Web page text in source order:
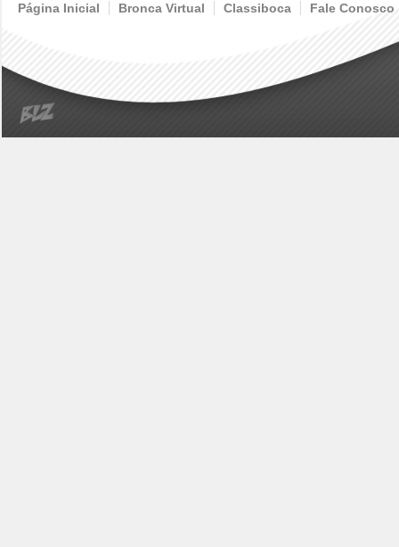
Página Inicial Bronca Virtual Classiboca Fale Conosco